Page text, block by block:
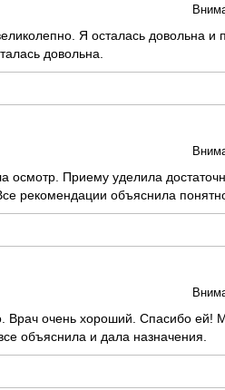
Я осталась довольна
довольна.
осмотр. Приему уделила
рекомендации объяснила
очень хороший. Спасибо ей!
объяснила и дала назначения.